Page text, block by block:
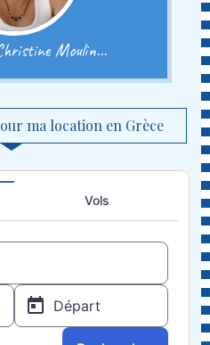
Moulin...
ma location en Grèce